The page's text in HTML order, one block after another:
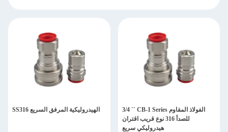
SS316 الهيدروليكية المرفق السريع
3/4 `` CB-1 Series الفولاذ المقاوم
للصدأ 316 نوع قريب اقتران
هيدروليكي سريع